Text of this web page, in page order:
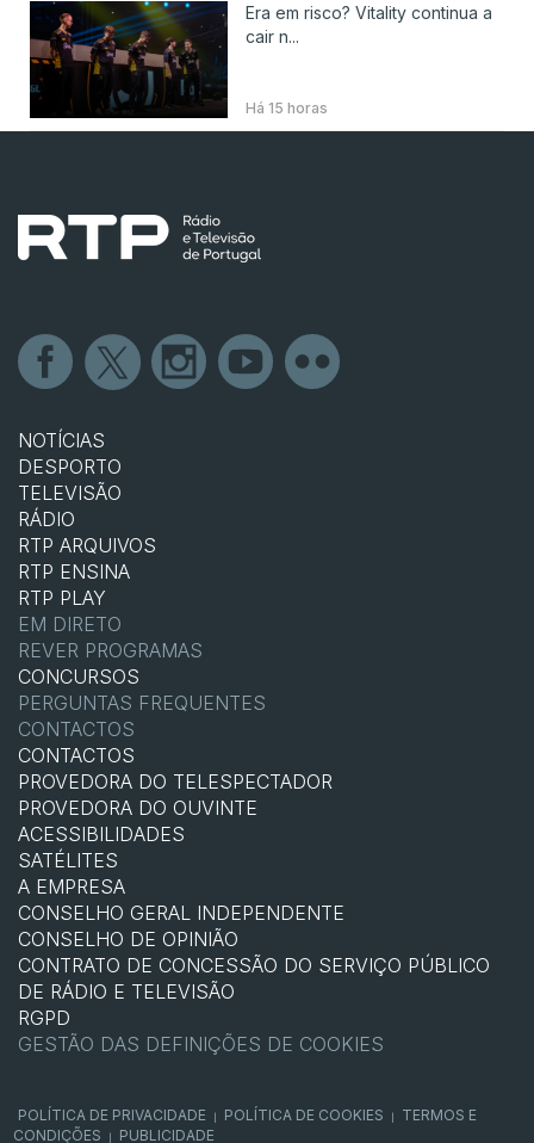
Era em risco? Vitality continua a
cair n...
Há 15 horas
NOTÍCIAS
DESPORTO
TELEVISÃO
RÁDIO
RTP ARQUIVOS
RTP ENSINA
RTP PLAY
EM DIRETO
REVER PROGRAMAS
CONCURSOS
PERGUNTAS FREQUENTES
CONTACTOS
CONTACTOS
PROVEDORA DO TELESPECTADOR
PROVEDORA DO OUVINTE
ACESSIBILIDADES
SATÉLITES
A EMPRESA
CONSELHO GERAL INDEPENDENTE
CONSELHO DE OPINIÃO
CONTRATO DE CONCESSÃO DO SERVIÇO PÚBLICO
DE RÁDIO E TELEVISÃO
RGPD
GESTÃO DAS DEFINIÇÕES DE COOKIES
POLÍTICA DE PRIVACIDADE POLÍTICA DE COOKIES
TERMOS E
CONDIÇÕES
PUBLICIDADE